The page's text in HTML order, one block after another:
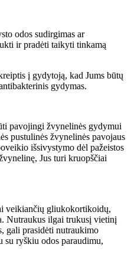
odos sudirgimas ar
ir pradėti taikyti tinkamą
į gydytoją, kad Jums būtų
gydymas.
pavojingi žvynelinės gydymui
pustulinės žvynelinės pavojaus
išsivystymo dėl pažeistos
Jus turi kruopščiai
veikiančių gliukokortikoidų,
Nutraukus ilgai trukusį vietinį
gali prasidėti nutraukimo
su ryškiu odos paraudimu,